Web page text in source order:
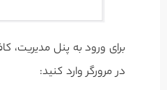
برای ورود به پنل مدیریت،
در مرورگر وارد کنید: